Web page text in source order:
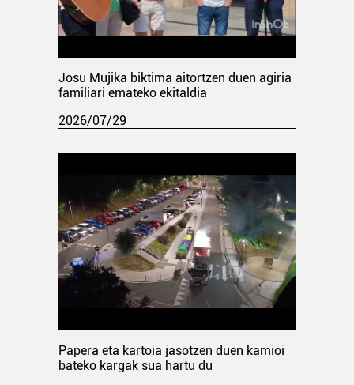
Josu Mujika biktima aitortzen duen agiria
familiari emateko ekitaldia
2026/07/29
Papera eta kartoia jasotzen duen kamioi
bateko kargak sua hartu du